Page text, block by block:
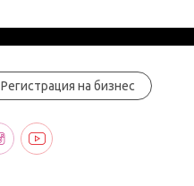
Регистрация на бизнес